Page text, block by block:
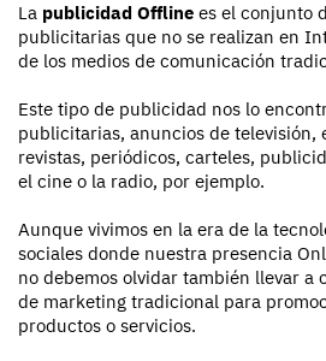
La publicidad Offline es el conjunto
publicitarias que no se realizan en
de los medios de comunicación
Este tipo de publicidad nos lo
publicitarias, anuncios de televisión,
revistas, periódicos, carteles,
el cine o la radio, por ejemplo.
Aunque vivimos en la era de la
sociales donde nuestra presencia
no debemos olvidar también llevar a
de marketing tradicional para
productos o servicios.